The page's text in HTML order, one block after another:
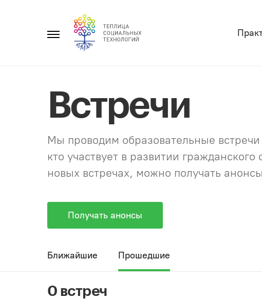
Главное
Встречи
Мы проводим образовательные
кто участвует в развитии
новых встречах, можно получать
Получать анонсы
Ближайшие Прошедшие
0 встреч